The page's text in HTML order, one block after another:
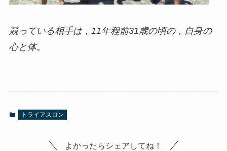
競っている相手は，11年程前31歳の頃の，自身の
心と体。
トライアスロン
よかったらシェアしてね！